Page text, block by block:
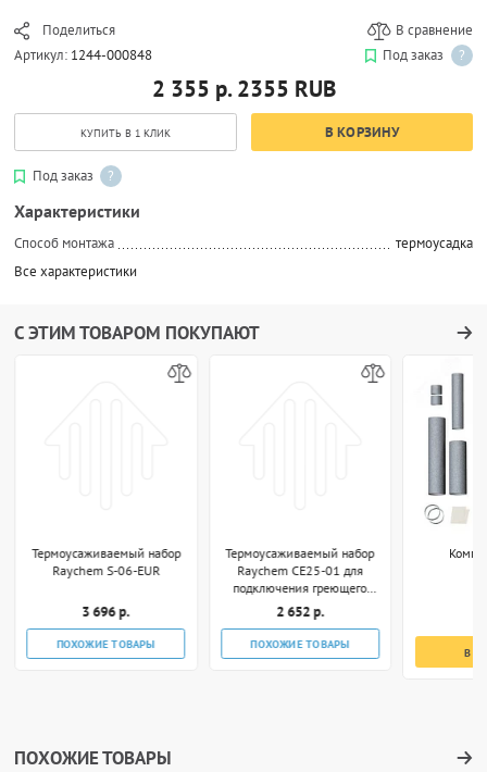
Поделиться
В сравнение
Артикул: 1244-000848 Под заказ ?
2 355 р. 2355 RUB
КУПИТЬ В 1 КЛИК В КОРЗИНУ
Под заказ ?
Характеристики
Способ монтажа
термоусадка
Все характеристики
С ЭТИМ ТОВАРОМ ПОКУПАЮТ
Термоусаживаемый набор
Raychem S-06-EUR
3 696 р.
ПОХОЖИЕ ТОВАРЫ
Термоусаживаемый набор
Raychem CE25-01 для
подключения греющего
кабеля к коробке
2 652 р.
ПОХОЖИЕ ТОВАРЫ
В
ПОХОЖИЕ ТОВАРЫ